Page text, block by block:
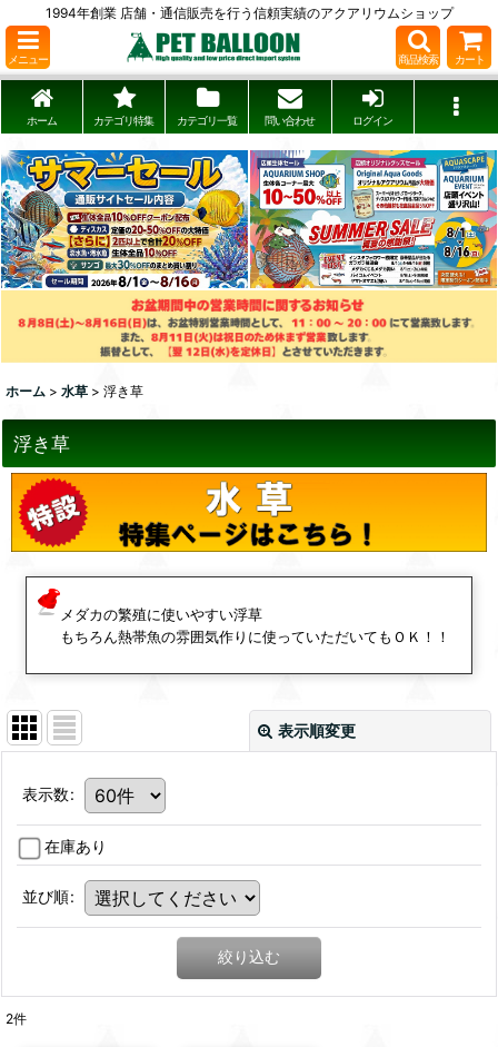
1994年創業 店舗・通信販売を行う信頼実績のアクアリウムショップ
メニュー 商品検索 カート
ホーム カテゴリ特集 カテゴリ一覧 問い合わせ ログイン
ホーム > 水草 > 浮き草
浮き草
メダカの繁殖に使いやすい浮草
もちろん熱帯魚の雰囲気作りに使っていただいてもＯＫ！！
表示順変更
表示数:
在庫あり
並び順:
絞り込む
2件